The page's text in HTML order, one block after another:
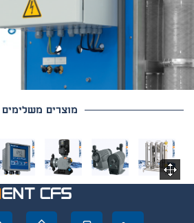
השירות שלנו
מפורט כולל ניתוח
ממוחשב ייצור
התקנת הציוד
שירות ותחזוקה
מוצרים משלימים